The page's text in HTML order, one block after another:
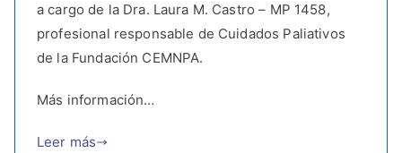
a cargo de la Dra. Laura M. Castro – MP 1458,
profesional responsable de Cuidados Paliativos
de la Fundación CEMNPA.
Más información…
Leer más